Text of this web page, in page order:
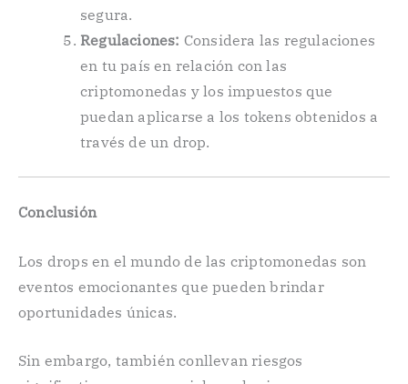
segura.
Regulaciones: Considera las regulaciones
en tu país en relación con las
criptomonedas y los impuestos que
puedan aplicarse a los tokens obtenidos a
través de un drop.
Conclusión
Los drops en el mundo de las criptomonedas son
eventos emocionantes que pueden brindar
oportunidades únicas.
Sin embargo, también conllevan riesgos